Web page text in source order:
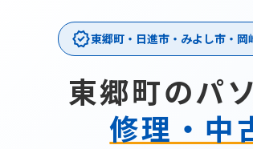
verified東郷町・日進市・みよし市・
東郷町のパ
修理・中